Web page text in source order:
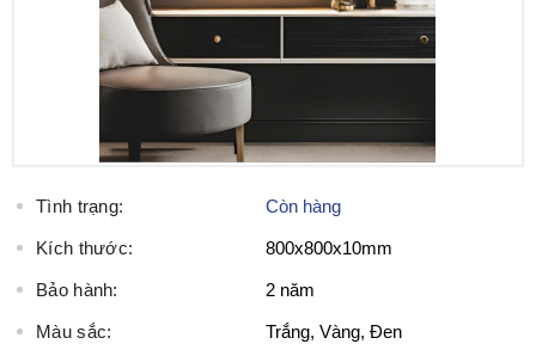
Tình trạng: Còn hàng
Kích thước: 800x800x10mm
Bảo hành: 2 năm
Màu sắc: Trắng, Vàng, Đen